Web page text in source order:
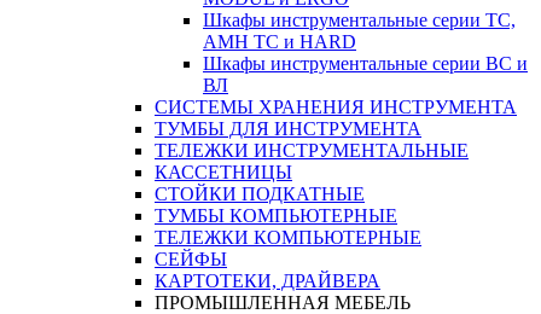
Шкафы инструментальные серии ТС,
АМН ТС и HARD
Шкафы инструментальные серии ВС и
ВЛ
СИСТЕМЫ ХРАНЕНИЯ ИНСТРУМЕНТА
ТУМБЫ ДЛЯ ИНСТРУМЕНТА
ТЕЛЕЖКИ ИНСТРУМЕНТАЛЬНЫЕ
КАССЕТНИЦЫ
СТОЙКИ ПОДКАТНЫЕ
ТУМБЫ КОМПЬЮТЕРНЫЕ
ТЕЛЕЖКИ КОМПЬЮТЕРНЫЕ
СЕЙФЫ
КАРТОТЕКИ, ДРАЙВЕРА
ПРОМЫШЛЕННАЯ МЕБЕЛЬ